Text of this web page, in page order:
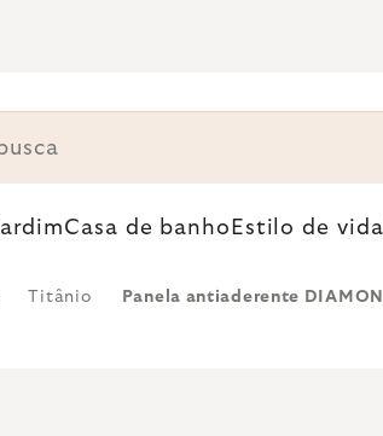
JardimCasa de banho Estilo de vida
Titânio Panela antiaderente